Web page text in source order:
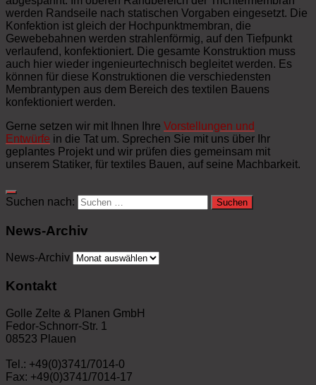
werden Randseile nach statischen Vorgaben eingesetzt. Die
Konfektion ist gleich der Hochpunktmembran, die
Gewebebahnen werden strahlenförmig, auf den Tiefpunkt
verlaufend, konfektioniert. Die gesamte Konstruktion muss
auch hier wieder ingenieurtechnisch begleitet werden. Es
können für diese Konstruktionen die verschiedensten
Membrantypen aus dem Bereich des textilen Bauens
konfektioniert werden.
Gerne setzen wir mit Ihnen Ihre Vorstellungen und
Entwürfe in die Tat um. Sprechen Sie mit uns über Ihr
geplantes Projekt und wir prüfen dies gemeinsam mit
unserem Statiker, für textiles Bauen, auf seine Machbarkeit.
Suchen nach:
News-Archiv
News-Archiv
Kontakt
Golle Zelte & Planen GmbH
Fedor-Schnorr-Str. 1
08523 Plauen
Tel.: +49(0)3741/7014-0
Fax: +49(0)3741/7014-17